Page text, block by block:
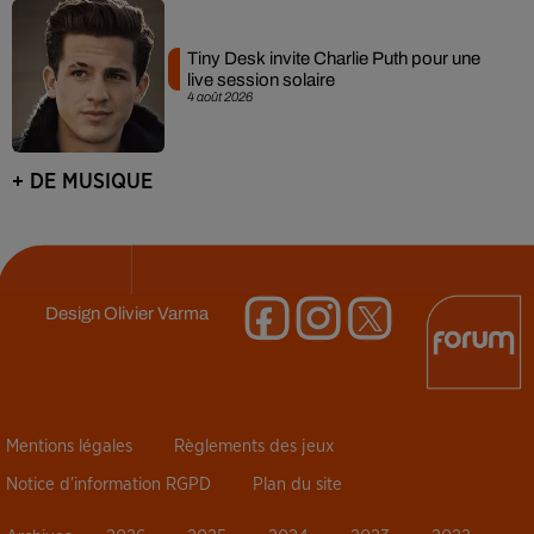
4 août 2026
Tiny Desk invite Charlie Puth pour une
live session solaire
+ DE MUSIQUE
DesignOlivier Varma
Mentions légales Règlements des jeux
Notice d’information RGPD Plan du site